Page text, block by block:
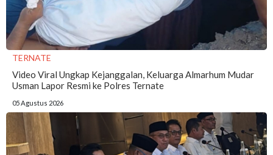
TERNATE
Video Viral Ungkap Kejanggalan, Keluarga Almarhum Mudar
Usman Lapor Resmi ke Polres Ternate
05 Agustus 2026